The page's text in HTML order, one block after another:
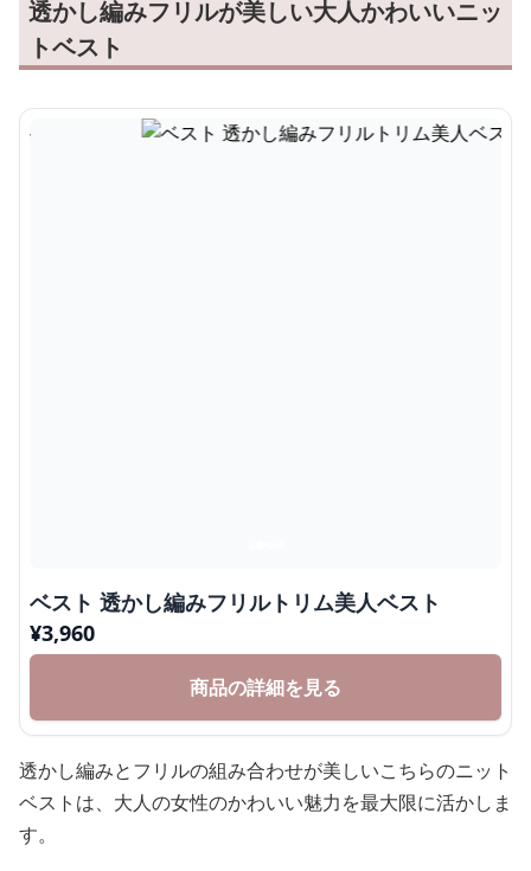
透かし編みフリルが美しい大人かわいいニッ
トベスト
ベスト 透かし編みフリルトリム美人ベスト
¥3,960
商品の詳細を見る
透かし編みとフリルの組み合わせが美しいこちらのニット
ベストは、大人の女性のかわいい魅力を最大限に活かしま
す。